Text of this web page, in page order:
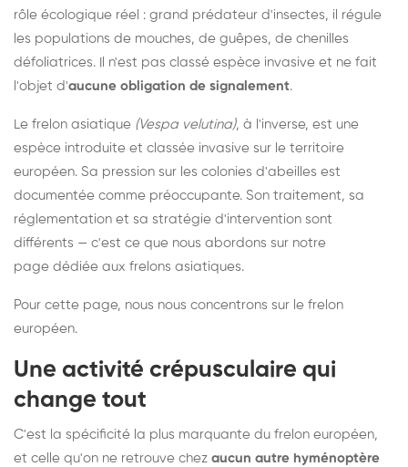
rôle écologique réel : grand prédateur d'insectes, il régule
les populations de mouches, de guêpes, de chenilles
défoliatrices. Il n'est pas classé espèce invasive et ne fait
l'objet d'aucune obligation de signalement.
Le frelon asiatique (Vespa velutina), à l'inverse, est une
espèce introduite et classée invasive sur le territoire
européen. Sa pression sur les colonies d'abeilles est
documentée comme préoccupante. Son traitement, sa
réglementation et sa stratégie d'intervention sont
différents — c'est ce que nous abordons sur notre
page dédiée aux frelons asiatiques.
Pour cette page, nous nous concentrons sur le frelon
européen.
Une activité crépusculaire qui
change tout
C'est la spécificité la plus marquante du frelon européen,
et celle qu'on ne retrouve chez aucun autre hyménoptère